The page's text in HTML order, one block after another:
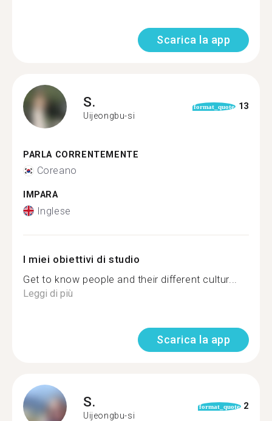
Scarica la app
S.
Uijeongbu-si
format_quote 13
PARLA CORRENTEMENTE
Coreano
IMPARA
Inglese
I miei obiettivi di studio
Get to know people and their different cultur...
Leggi di più
Scarica la app
S.
Uijeongbu-si
format_quote 2